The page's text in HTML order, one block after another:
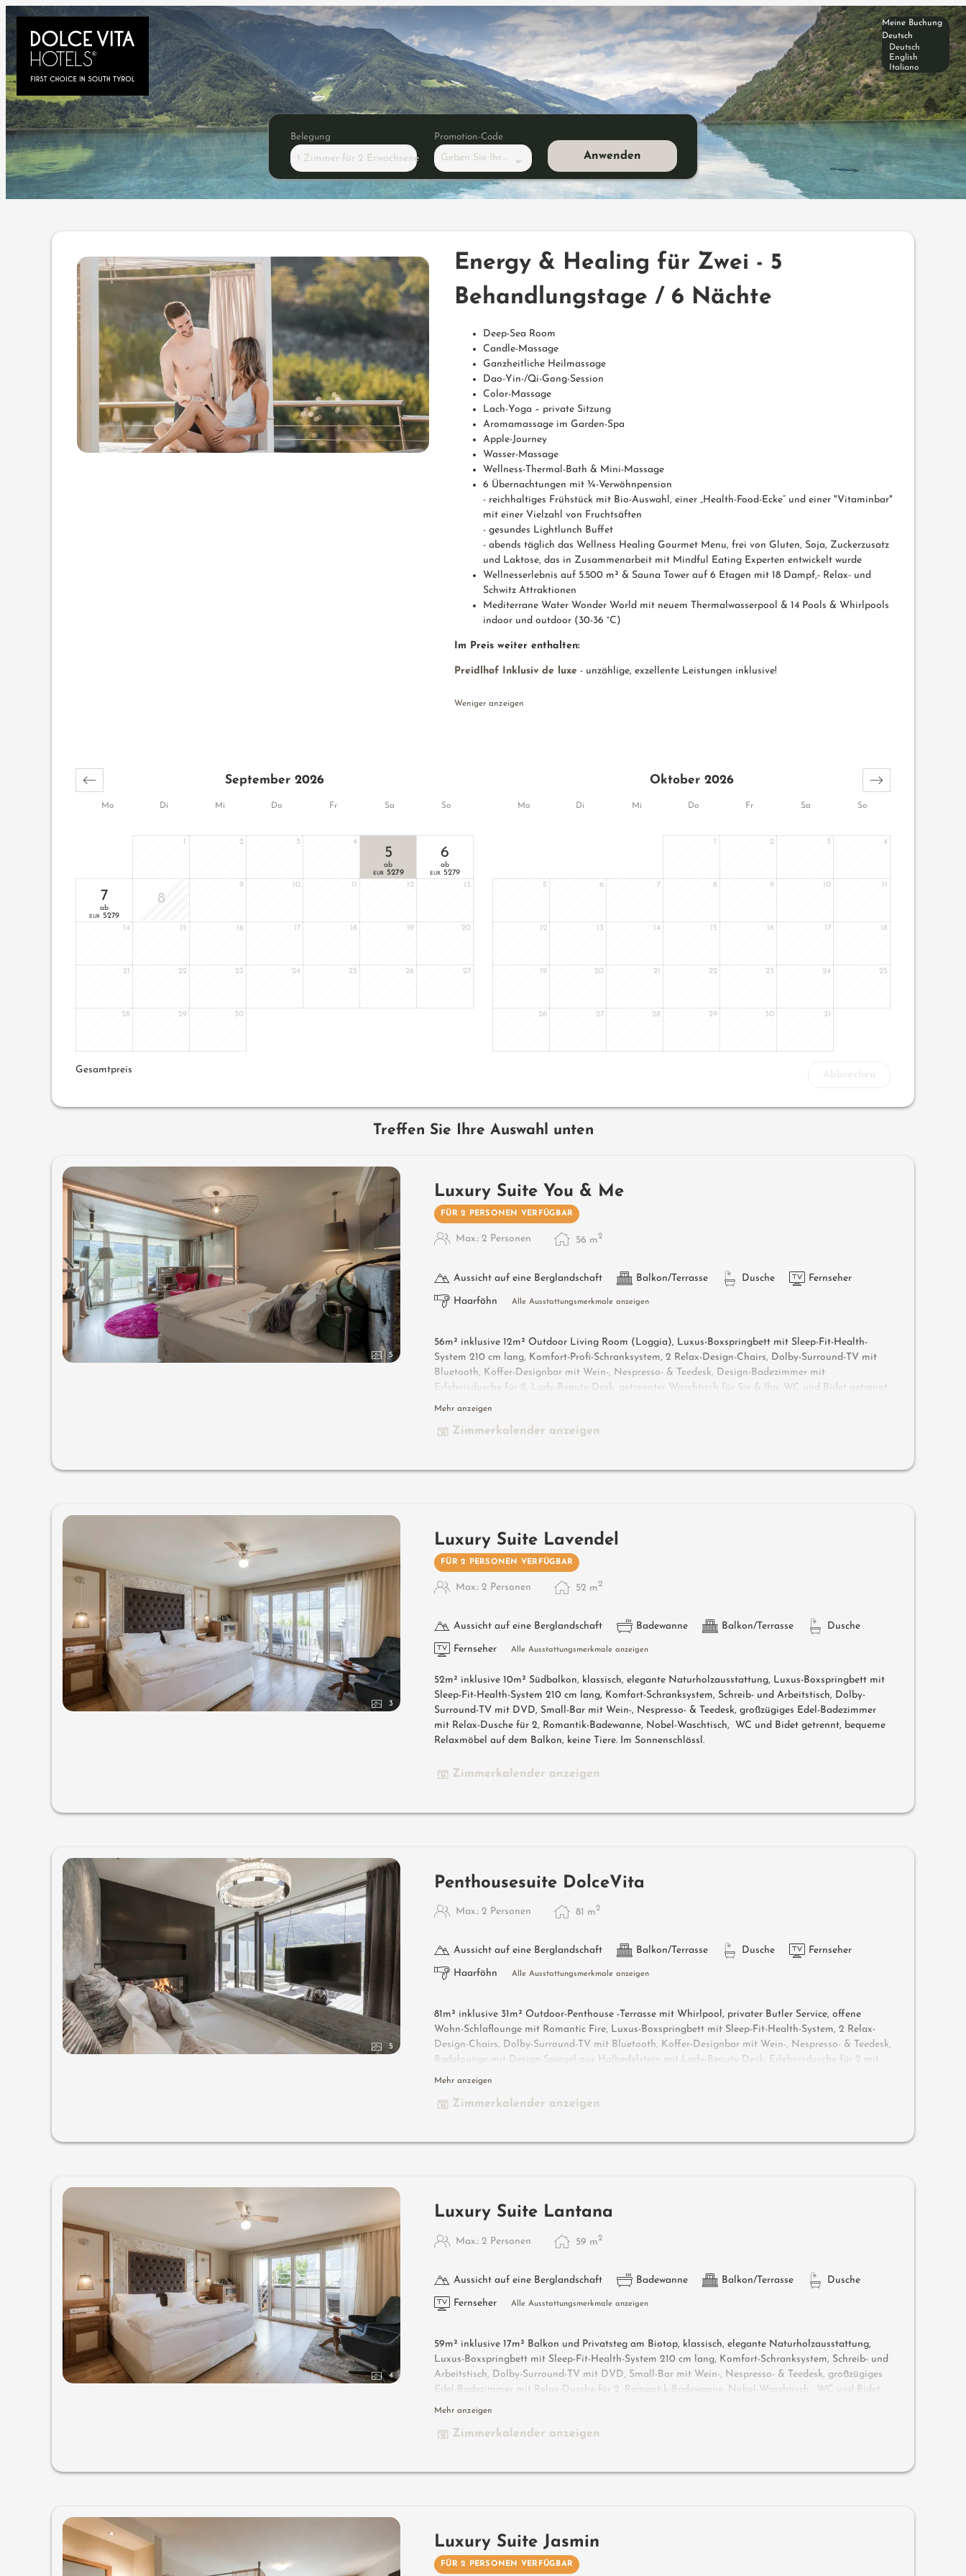
Belegung
1 Zimmer für 2 Erwachsene
Promotion-Code
Geben Sie Ihren Code ein Anwenden
Meine Buchung
Deutsch
Deutsch
English
Italiano
Angebotsdetails für Energy & Healing für Zwei - 5 Behandlungstage / 6 Nächte
Energy & Healing für Zwei - 5
Behandlungstage / 6 Nächte
Deep-Sea Room
Candle-Massage
Ganzheitliche Heilmassage
Dao-Yin-/Qi-Gong-Session
Color-Massage
Lach-Yoga – private Sitzung
Aromamassage im Garden-Spa
Apple-Journey
Wasser-Massage
Wellness-Thermal-Bath & Mini-Massage
6 Übernachtungen mit ¾-Verwöhnpension
- reichhaltiges Frühstück mit Bio-Auswahl, einer „Health-Food-Ecke“ und einer "Vitaminbar"
mit einer Vielzahl von Fruchtsäften
- gesundes Lightlunch Buffet
- abends täglich das Wellness Healing Gourmet Menu, frei von Gluten, Soja, Zuckerzusatz
und Laktose, das in Zusammenarbeit mit Mindful Eating Experten entwickelt wurde
Wellnesserlebnis auf 5.500 m² & Sauna Tower auf 6 Etagen mit 18 Dampf,- Relax- und
Schwitz Attraktionen
Mediterrane Water Wonder World mit neuem Thermalwasserpool & 14 Pools & Whirlpools
indoor und outdoor (30-36 °C)
Im Preis weiter enthalten:
Preidlhof Inklusiv de luxe - unzählige, exzellente Leistungen inklusive!
Weniger anzeigen
Mo Di Mi Do Fr Sa So Mo Di Mi Do Fr Sa So
September 2026
2 3 4
5
ab
EUR 5279
6
ab
EUR 5279
7
ab
EUR 5279
8
9 10 12 13
14 15 16 17 18 19 20
21 22 23 24 25 26 27
28 29 30
Oktober 2026
2 3 4
5 6 7 8 9 10
12 13 14 15 16 17 18
19 20 21 22 23 24 25
26 27 28 29 30 31
Gesamtpreis
Treffen Sie Ihre Auswahl unten
5
Luxury Suite You & Me
FÜR 2 PERSONEN VERFÜGBAR
Max.: 2 Personen 56 m2
Aussicht auf eine Berglandschaft Balkon/Terrasse Dusche Fernseher
Haarföhn Alle Ausstattungsmerkmale anzeigen
56m² inklusive 12m² Outdoor Living Room (Loggia), Luxus-Boxspringbett mit Sleep-Fit-Health-
System 210 cm lang, Komfort-Profi-Schranksystem, 2 Relax-Design-Chairs, Dolby-Surround-TV mit
Bluetooth, Koffer-Designbar mit Wein-, Nespresso- & Teedesk, Design-Badezimmer mit
Erlebnisdusche für 2, Lady-Beauty-Desk, getrennter Waschtisch für Sie & Ihn, WC und Bidet getrennt,
Outdoor Living Room (Loggia im Freien) mit Day Bed (zum Übernachten im Freien), bequeme
Übernachten im Daybed in der Loggia.
Mehr anzeigen
Zimmerkalender anzeigen
3
Luxury Suite Lavendel
FÜR 2 PERSONEN VERFÜGBAR
Max.: 2 Personen 52 m2
Aussicht auf eine Berglandschaft Badewanne Balkon/Terrasse Dusche
Fernseher Alle Ausstattungsmerkmale anzeigen
52m² inklusive 10m² Südbalkon, klassisch, elegante Naturholzausstattung, Luxus-Boxspringbett mit
Sleep-Fit-Health-System 210 cm lang, Komfort-Schranksystem, Schreib- und Arbeitstisch, Dolby-
Surround-TV mit DVD, Small-Bar mit Wein-, Nespresso- & Teedesk, großzügiges Edel-Badezimmer
mit Relax-Dusche für 2, Romantik-Badewanne, Nobel-Waschtisch, WC und Bidet getrennt, bequeme
Relaxmöbel auf dem Balkon, keine Tiere. Im Sonnenschlössl.
Zimmerkalender anzeigen
5
Penthousesuite DolceVita
Max.: 2 Personen 81 m2
Aussicht auf eine Berglandschaft Balkon/Terrasse Dusche Fernseher
Haarföhn Alle Ausstattungsmerkmale anzeigen
81m² inklusive 31m² Outdoor-Penthouse -Terrasse mit Whirlpool, privater Butler Service, offene
Wohn-Schlaflounge mit Romantic Fire, Luxus-Boxspringbett mit Sleep-Fit-Health-System, 2 Relax-
Design-Chairs, Dolby-Surround-TV mit Bluetooth, Koffer-Designbar mit Wein-, Nespresso- & Teedesk,
Badelounge mit Design-Spiegel aus Halbedelstein mit Lady-Beauty-Desk, Erlebnisdusche für 2 mit
Licht- & Sound-System, begehbarer und offener Komfort-Profi-Schrankraum, Outdoor-Penthouse-
Außensauna mit Erlebnisdusche für 2 & Schaukelliege für 2, Outdoor Cinema, bequeme Sitz- und
Mehr anzeigen
Zimmerkalender anzeigen
4
Luxury Suite Lantana
Max.: 2 Personen 59 m2
Aussicht auf eine Berglandschaft Badewanne Balkon/Terrasse Dusche
Fernseher Alle Ausstattungsmerkmale anzeigen
59m² inklusive 17m² Balkon und Privatsteg am Biotop, klassisch, elegante Naturholzausstattung,
Luxus-Boxspringbett mit Sleep-Fit-Health-System 210 cm lang, Komfort-Schranksystem, Schreib- und
Arbeitstisch, Dolby-Surround-TV mit DVD, Small-Bar mit Wein-, Nespresso- & Teedesk, großzügiges
Edel-Badezimmer mit Relax-Dusche für 2, Romantik-Badewanne, Nobel-Waschtisch , WC und Bidet
getrennt, Outdoor Living Room - Loggia mit privater Atmosphäre, mit kleinem Holzsteg am Biotop
Mehr anzeigen
Zimmerkalender anzeigen
Luxury Suite Jasmin
FÜR 2 PERSONEN VERFÜGBAR